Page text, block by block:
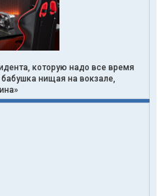
которую надо все время
нищая на вокзале,